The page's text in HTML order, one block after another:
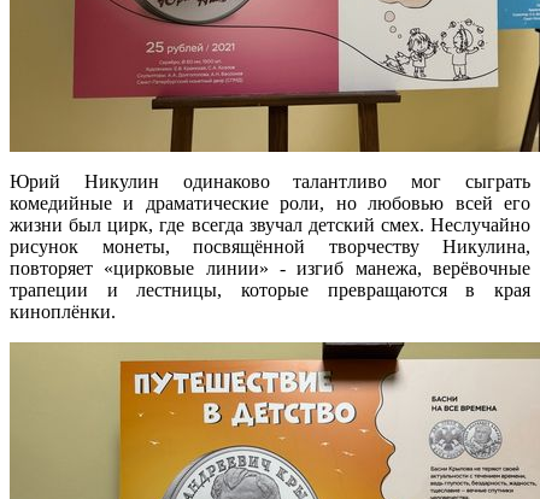
Юрий Никулин одинаково талантливо мог сыграть
комедийные и драматические роли, но любовью всей его
жизни был цирк, где всегда звучал детский смех. Неслучайно
рисунок монеты, посвящённой творчеству Никулина,
повторяет «цирковые линии» - изгиб манежа, верёвочные
трапеции и лестницы, которые превращаются в края
киноплёнки.